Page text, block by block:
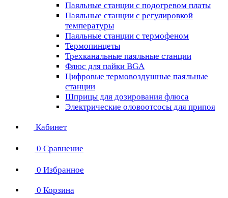
Паяльные станции с подогревом платы
Паяльные станции с регулировкой
температуры
Паяльные станции с термофеном
Термопинцеты
Трехканальные паяльные станции
Флюс для пайки BGA
Цифровые термовоздушные паяльные
станции
Шприцы для дозирования флюса
Электрические оловоотсосы для припоя
Кабинет
0 Сравнение
0 Избранное
0 Корзина